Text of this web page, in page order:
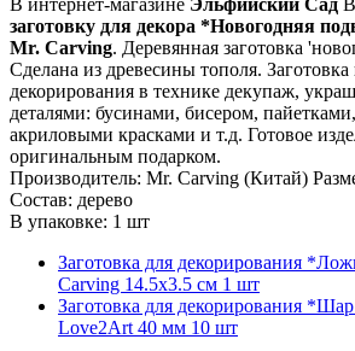
заготовку для декора *Новогодняя
Mr. Carving. Деревянная заготовка
Сделана из древесины тополя. Заготовка
декорирования в технике декупаж,
деталями: бусинами, бисером,
акриловыми красками и т.д. Готовое
оригинальным подарком.
Производитель: Mr. Carving (Китай)
Состав: дерево
В упаковке: 1 шт
Заготовка для декорирования
Carving 14.5х3.5 см 1 шт
Заготовка для декорирования
Love2Art 40 мм 10 шт